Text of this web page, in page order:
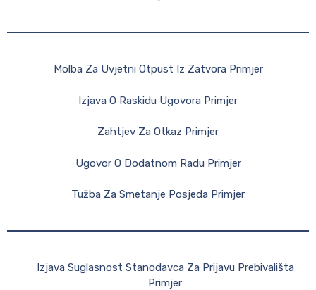
Molba Za Uvjetni Otpust Iz Zatvora Primjer
Izjava O Raskidu Ugovora Primjer
Zahtjev Za Otkaz Primjer
Ugovor O Dodatnom Radu Primjer
Tužba Za Smetanje Posjeda Primjer
Izjava Suglasnost Stanodavca Za Prijavu Prebivališta
Primjer